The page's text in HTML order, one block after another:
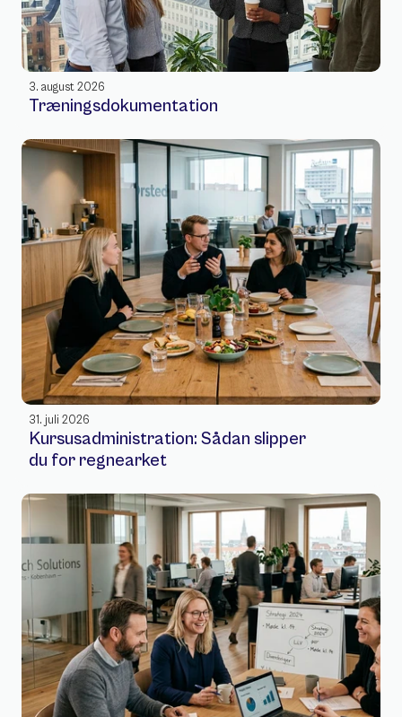
3. august 2026
Træningsdokumentation
31. juli 2026
Kursusadministration: Sådan slipper
du for regnearket